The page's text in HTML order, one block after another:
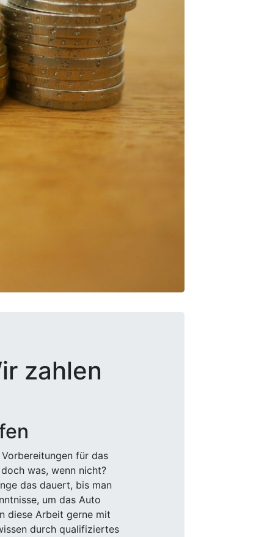
zahlen
für das
was, wenn nicht?
das dauert, bis man
um das Auto
diese Arbeit gerne mit
durch qualifiziertes